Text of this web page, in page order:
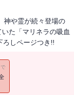
や霊が続々登場の
た「マリネラの吸血
しページつき!!